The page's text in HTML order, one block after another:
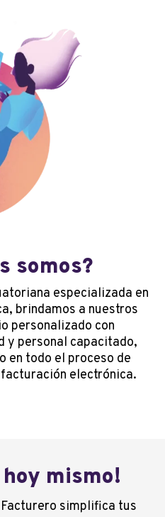
somos?
especializada en
brindamos a nuestros
personalizado con
y personal capacitado,
en todo el proceso de
electrónica.
hoy mismo!
simplifica tus